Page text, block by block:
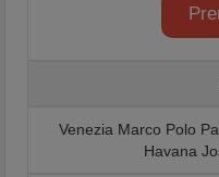
Venezia Marco Polo
Havana